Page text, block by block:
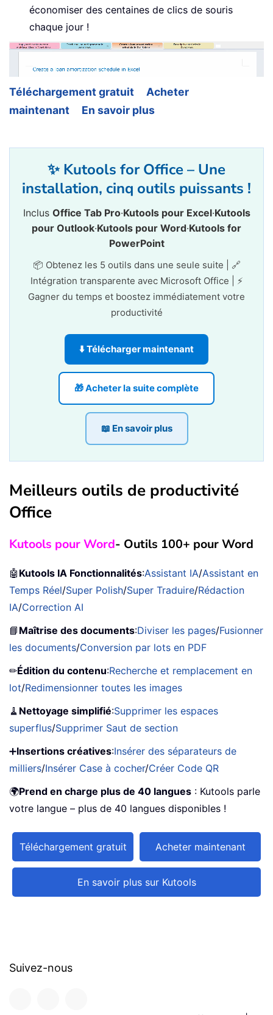
économiser des centaines de clics de souris
chaque jour !
Téléchargement gratuit
Acheter
maintenant
En savoir plus
✨ Kutools for Office – Une
installation, cinq outils puissants !
Inclus Office Tab Pro·Kutools pour Excel·Kutools
pour Outlook·Kutools pour Word·Kutools for
PowerPoint
📦 Obtenez les 5 outils dans une seule suite | 🔗
Intégration transparente avec Microsoft Office | ⚡
Gagner du temps et boostez immédiatement votre
productivité
⬇️ Télécharger maintenant
🎁 Acheter la suite complète
📖 En savoir plus
Meilleurs outils de productivité
Office
Kutools pour Word- Outils 100+ pour Word
🤖 Kutools IA Fonctionnalités:Assistant IA/Assistant en
Temps Réel/Super Polish/Super Traduire/Rédaction
IA/Correction AI
📘 Maîtrise des documents:Diviser les pages/Fusionner
les documents/Conversion par lots en PDF
✏Édition du contenu:Recherche et remplacement en
lot/Redimensionner toutes les images
🧹 Nettoyage simplifié:Supprimer les espaces
superflus/Supprimer Saut de section
➕Insertions créatives:Insérer des séparateurs de
milliers/Insérer Case à cocher/Créer Code QR
🌍Prend en charge plus de 40 langues : Kutools parle
votre langue – plus de 40 langues disponibles !
Téléchargement gratuit Acheter maintenant
En savoir plus sur Kutools
Suivez-nous